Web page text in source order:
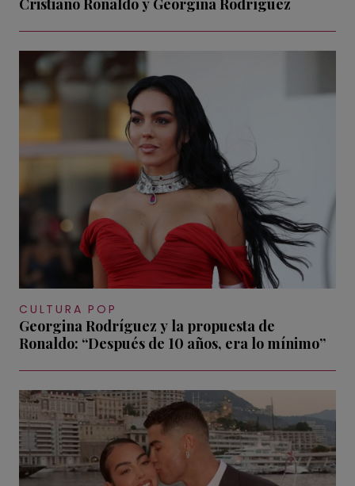
CULTURA POP
Georgina Rodríguez y la propuesta de
Ronaldo: “Después de 10 años, era lo mínimo”